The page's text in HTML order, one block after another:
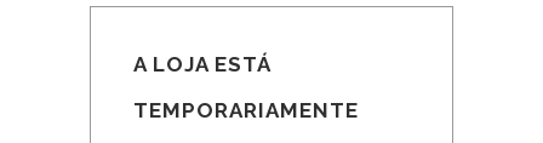
A LOJA ESTÁ
TEMPORARIAMENTE